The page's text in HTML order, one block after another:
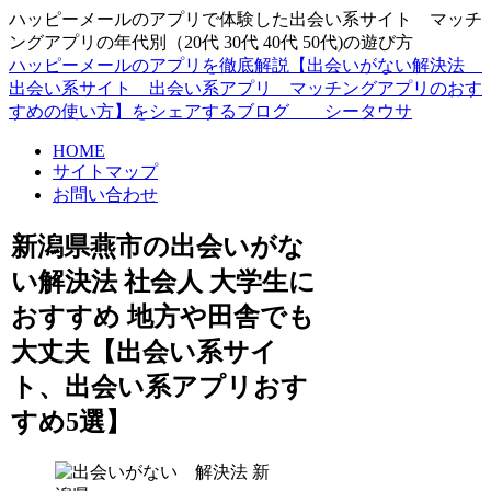
ハッピーメールのアプリで体験した出会い系サイト マッチ
ングアプリの年代別（20代 30代 40代 50代)の遊び方
ハッピーメールのアプリを徹底解説【出会いがない解決法
出会い系サイト 出会い系アプリ マッチングアプリのおす
すめの使い方】をシェアするブログ シータウサ
HOME
サイトマップ
お問い合わせ
新潟県燕市の出会いがな
い解決法 社会人 大学生に
おすすめ 地方や田舎でも
大丈夫【出会い系サイ
ト、出会い系アプリおす
すめ5選】
新